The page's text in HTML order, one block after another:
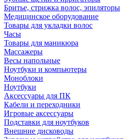
Бритье, стрижка волос, эпиляторы
Медицинское оборудование
Товары для укладки волос
Часы
Товары для маникюра
Массажеры
Весы напольные
Ноутбуки и компьютеры
Моноблоки
Ноутбуки
Аксессуары для ПК
Кабели и переходники
Игровые аксессуары
Подставки для ноутбуков
Внешние дисководы